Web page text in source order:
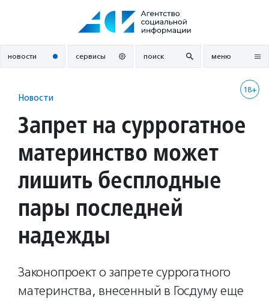
новости сервисы поиск меню
18+
Новости
Запрет на суррогатное
материнство может
лишить бесплодные
пары последней
надежды
Законопроект о запрете суррогатного
материнства, внесенный в Госдуму еще